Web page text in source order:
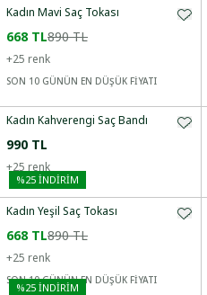
Kadın Mavi Saç Tokası
668 TL890 TL
+25 renk
SON 10 GÜNÜN EN DÜŞÜK FİYATI
Kadın Kahverengi Saç Bandı
990 TL
+25 renk
%25 İNDİRİM
Kadın Yeşil Saç Tokası
668 TL890 TL
+25 renk
SON 10 GÜNÜN EN DÜŞÜK FİYATI
%25 İNDİRİM